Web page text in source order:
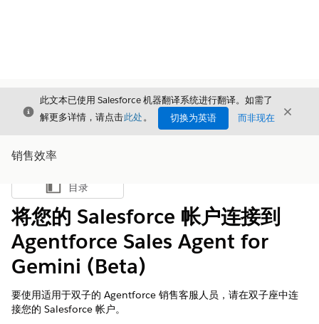
关闭
此文本已使用 Salesforce 机器翻译系统进行翻译。如需了
解更多详情，请点击此处。 切换为英语 而非现在 关闭
销售效率
显示目录
目录
将您的 Salesforce 帐户连接到
Agentforce Sales Agent for
Gemini (Beta)
要使用适用于双子的 Agentforce 销售客服人员，请在双子座中连
接您的 Salesforce 帐户。